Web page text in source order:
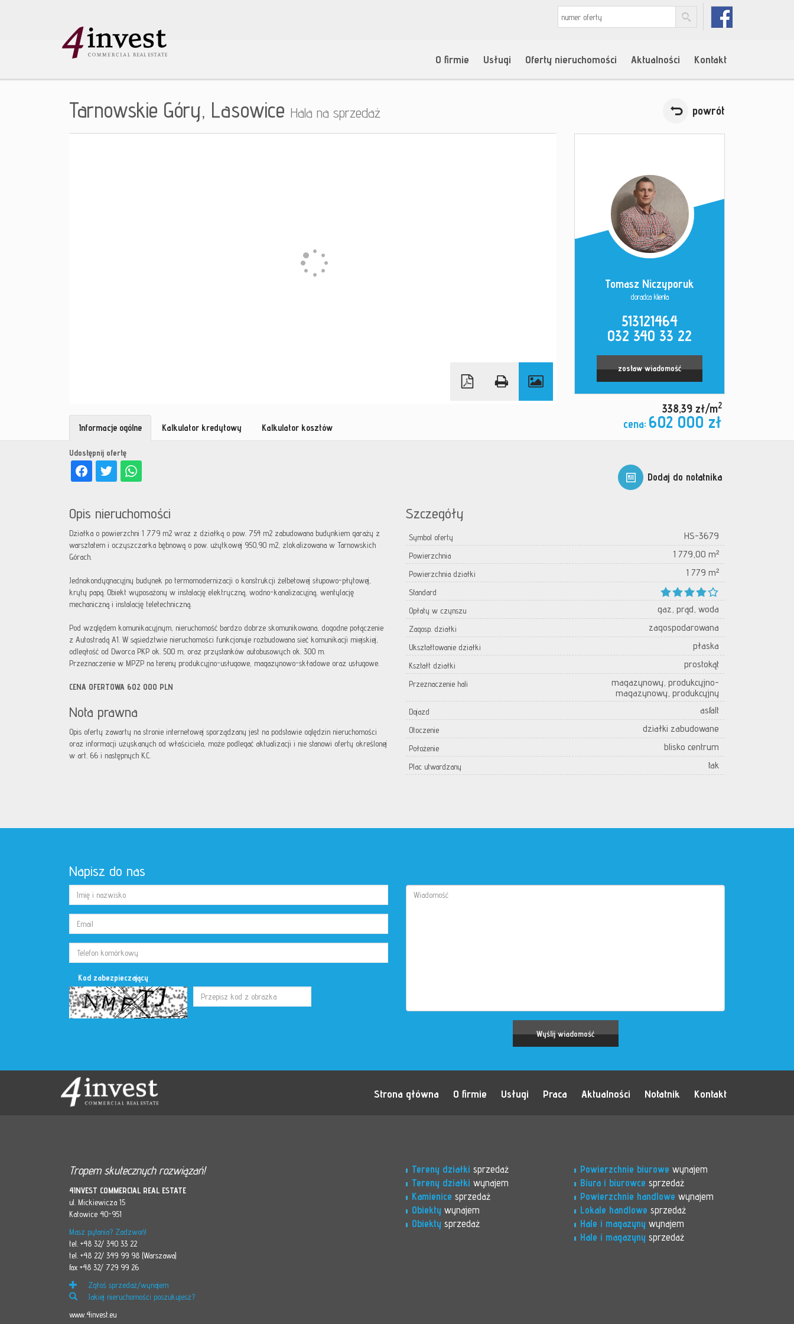
O firmie Usługi Oferty nieruchomości Aktualności Kontakt
Tarnowskie Góry, Lasowice Hala na sprzedaż powrót
Tomasz Niczyporuk
doradca klienta
513121464
032 340 33 22
zostaw wiadomość
338,39 zł/m2
cena: 602 000 zł
Dodaj do notatnika
Udostępnij ofertę
Informacje ogólne Kalkulator kredytowy Kalkulator kosztów
Opis nieruchomości
Działka o powierzchni 1 779 m2 wraz z działką o pow. 754 m2 zabudowana budynkiem garaży z
warsztatem i oczyszczarka bębnową o pow. użytkowej 950,90 m2, zlokalizowana w Tarnowskich
Górach.
Jednokondygnacyjny budynek po termomodernizacji o konstrukcji żelbetowej słupowo-płytowej,
kryty papą. Obiekt wyposażony w instalację elektryczną, wodno-kanalizacyjną, wentylację
mechaniczną i instalację teletechniczną.
Pod względem komunikacyjnym, nieruchomość bardzo dobrze skomunikowana, dogodne połączenie
z Autostradą A1. W sąsiedztwie nieruchomości funkcjonuje rozbudowana sieć komunikacji miejskiej,
odległość od Dworca PKP ok. 500 m, oraz przystanków autobusowych ok. 300 m.
Przeznaczenie w MPZP na tereny produkcyjno-usługowe, magazynowo-składowe oraz usługowe.
CENA OFERTOWA 602 000 PLN
Nota prawna
Opis oferty zawarty na stronie internetowej sporządzany jest na podstawie oględzin nieruchomości
oraz informacji uzyskanych od właściciela, może podlegać aktualizacji i nie stanowi oferty określonej
w art. 66 i następnych K.C.
Szczegóły
Symbol oferty HS-3679
Powierzchnia 1 779,00 m²
Powierzchnia działki 1 779 m²
Standard
Opłaty w czynszu
gaz, prąd, woda
Zagosp. działki zagospodarowana
Ukształtowanie działki płaska
Kształt działki prostokąt
Przeznaczenie hali
magazynowy, produkcyjno-
magazynowy, produkcyjny
Dojazd asfalt
Otoczenie działki zabudowane
Położenie blisko centrum
Plac utwardzany tak
Napisz do nas
Kod zabezpieczający
Strona główna O firmie Usługi Praca Aktualności Notatnik Kontakt
Tropem skutecznych rozwiązań!
4INVEST COMMERCIAL REAL ESTATE
ul. Mickiewicza 15
Katowice 40-951
Masz pytania? Zadzwoń!
tel. +48 32/ 340 33 22
tel. +48 22/ 349 99 98 (Warszawa)
fax +48 32/ 729 99 26
Zgłoś sprzedaż/wynajem
Jakiej nieruchomości poszukujesz?
www.4invest.eu
Tereny działki sprzedaż
Tereny działki wynajem
Kamienice sprzedaż
Obiekty wynajem
Obiekty sprzedaż
Powierzchnie biurowe wynajem
Biura i biurowce sprzedaż
Powierzchnie handlowe wynajem
Lokale handlowe sprzedaż
Hale i magazyny wynajem
Hale i magazyny sprzedaż